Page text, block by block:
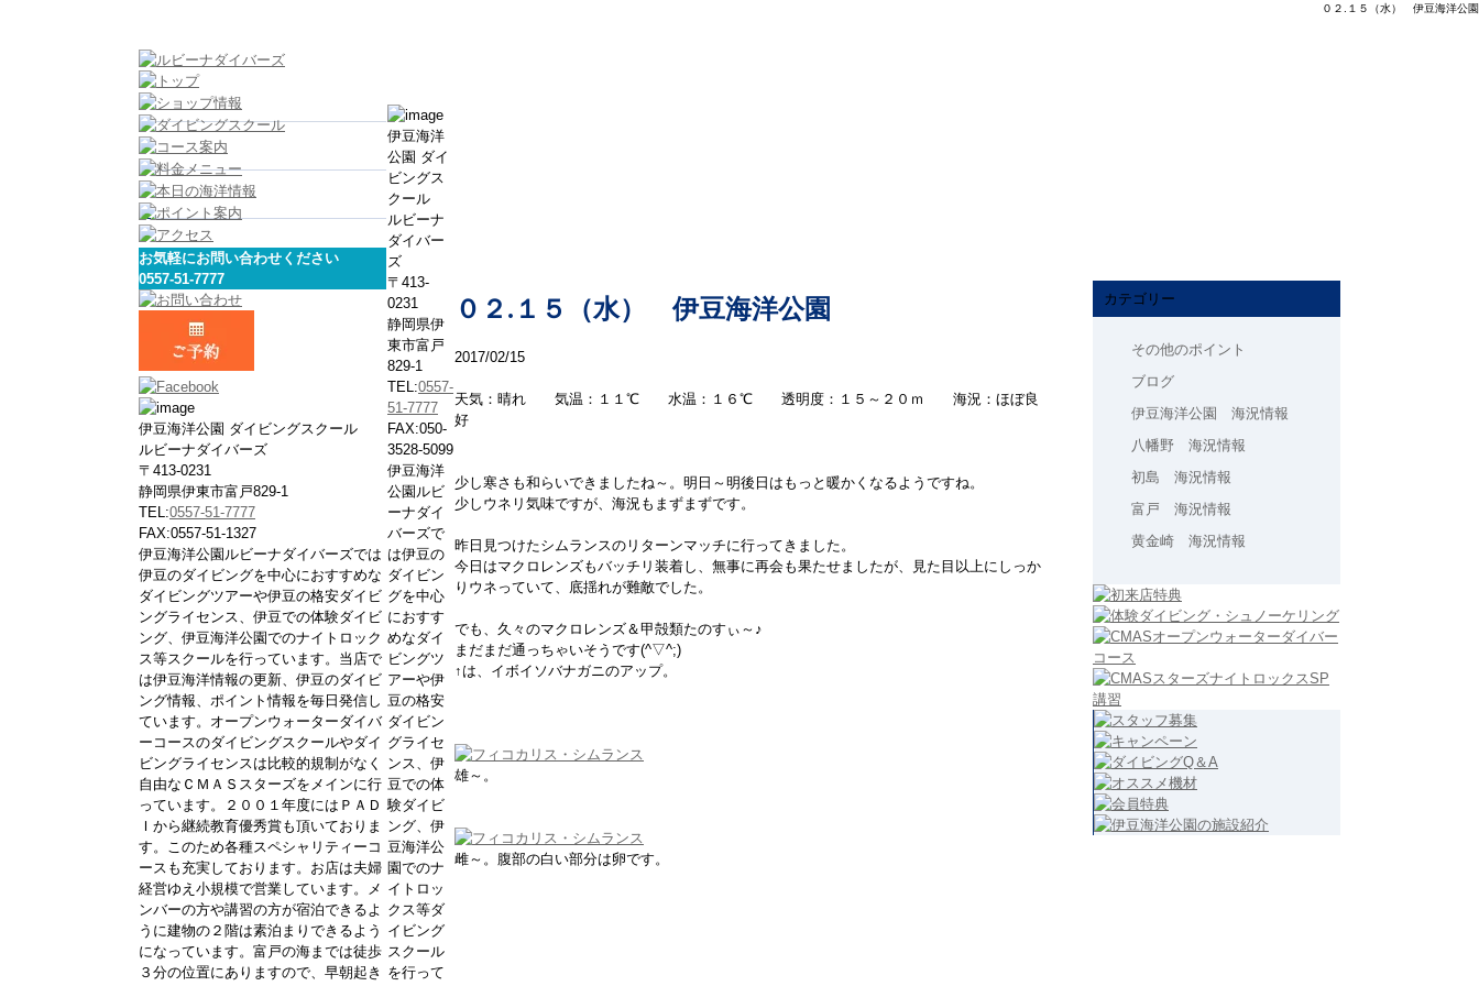
０２.１５（水） 伊豆海洋公園
お気軽にお問い合わせください
0557-51-7777
伊豆海洋公園 ダイビングスクール
ルビーナダイバーズ
〒413-0231
静岡県伊東市富戸829-1
TEL:0557-51-7777
FAX:0557-51-1327
伊豆海洋公園ルビーナダイバーズでは
伊豆のダイビングを中心におすすめな
ダイビングツアーや伊豆の格安ダイビ
ングライセンス、伊豆での体験ダイビ
ング、伊豆海洋公園でのナイトロック
ス等スクールを行っています。当店で
は伊豆海洋情報の更新、伊豆のダイビ
ング情報、ポイント情報を毎日発信し
ています。オープンウォーターダイバ
ーコースのダイビングスクールやダイ
ビングライセンスは比較的規制がなく
自由なＣＭＡＳスターズをメインに行
っています。２００１年度にはＰＡＤ
Ｉから継続教育優秀賞も頂いておりま
す。このため各種スペシャリティーコ
ースも充実しております。お店は夫婦
経営ゆえ小規模で営業しています。メ
ンバーの方や講習の方が宿泊できるよ
うに建物の２階は素泊まりできるよう
になっています。富戸の海までは徒歩
３分の位置にありますので、早朝起き
０２.１５（水） 伊豆海洋公園
2017/02/15
天気：晴れ 気温：１１℃ 水温：１６℃ 透明度：１５～２０ｍ 海況：ほぼ良
好
少し寒さも和らいできましたね～。明日～明後日はもっと暖かくなるようですね。
少しウネリ気味ですが、海況もまずまずです。
昨日見つけたシムランスのリターンマッチに行ってきました。
今日はマクロレンズもバッチリ装着し、無事に再会も果たせましたが、見た目以上にしっか
りウネっていて、底揺れが難敵でした。
でも、久々のマクロレンズ＆甲殻類たのすぃ～♪
まだまだ通っちゃいそうです(^▽^;)
↑は、イボイソバナガニのアップ。
雄～。
雌～。腹部の白い部分は卵です。
カテゴリー
その他のポイント
ブログ
伊豆海洋公園 海況情報
八幡野 海況情報
初島 海況情報
富戸 海況情報
黄金崎 海況情報
伊豆海洋
公園 ダイ
ビングス
クール
ルビーナ
ダイバー
ズ
〒413-
0231
静岡県伊
東市富戸
829-1
TEL:0557-
51-7777
FAX:050-
3528-5099
伊豆海洋
公園ルビ
ーナダイ
バーズで
は伊豆の
ダイビン
グを中心
におすす
めなダイ
ビングツ
アーや伊
豆の格安
ダイビン
グライセ
ンス、伊
豆での体
験ダイビ
ング、伊
豆海洋公
園でのナ
イトロッ
クス等ダ
イビング
スクール
を行って